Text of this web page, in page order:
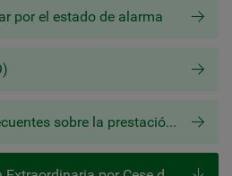
por el estado de alarma
Podcast: preguntas frecuentes sobre la prestación extraordinaria CATA.COVID-19